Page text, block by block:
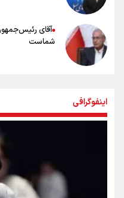
آقای
شماست
بنزین؛ تدبیری
«هورامان»؛
اینفوگرافی